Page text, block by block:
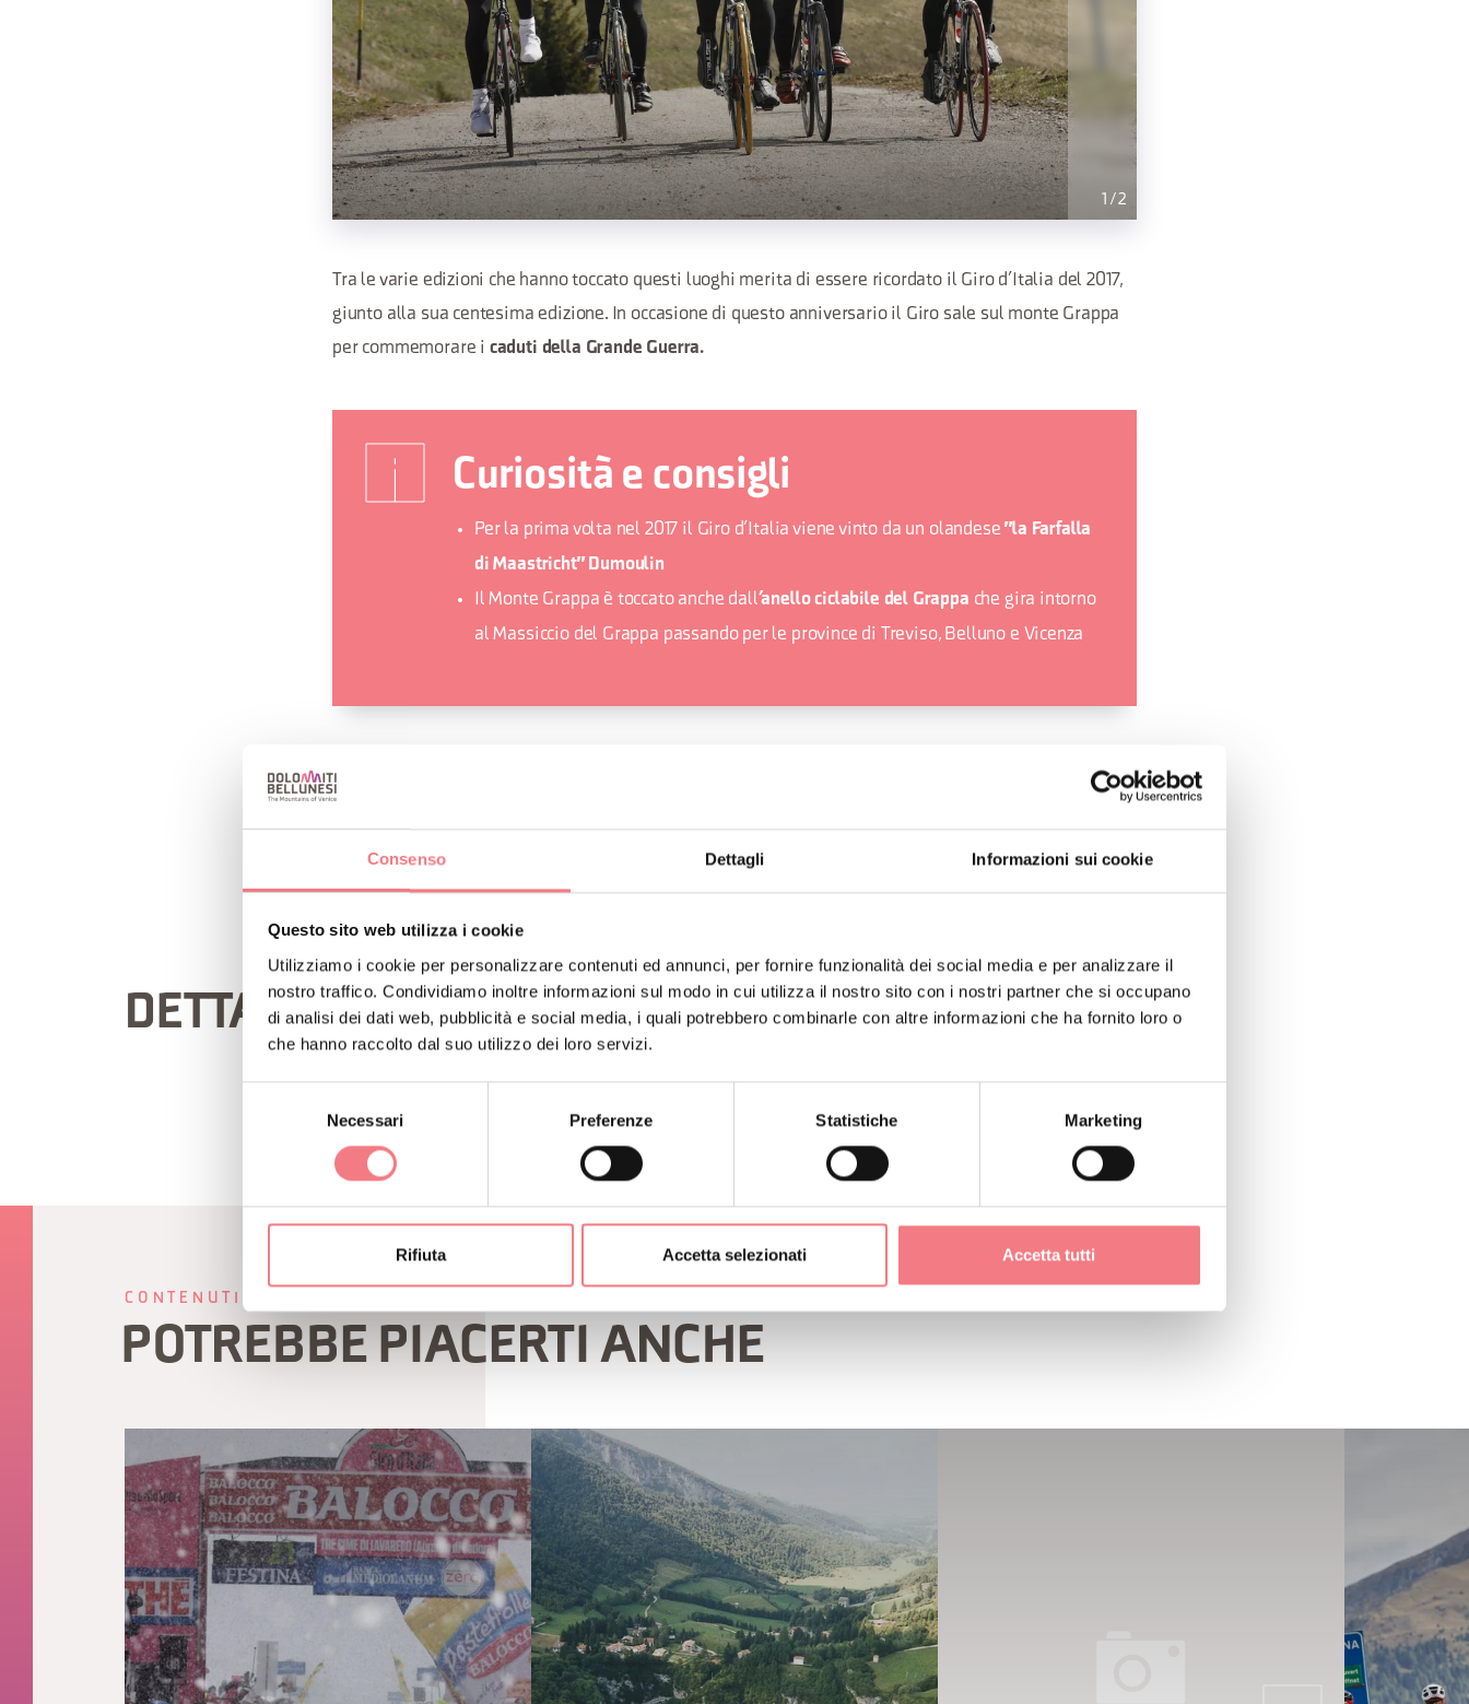
Consenso Dettagli Informazioni sui cookie
Questo sito web utilizza i cookie
Utilizziamo i cookie per personalizzare contenuti ed annunci, per fornire funzionalità dei social media e per analizzare il
nostro traffico. Condividiamo inoltre informazioni sul modo in cui utilizza il nostro sito con i nostri partner che si occupano
di analisi dei dati web, pubblicità e social media, i quali potrebbero combinarle con altre informazioni che ha fornito loro o
che hanno raccolto dal suo utilizzo dei loro servizi.
Necessari Preferenze Statistiche Marketing
Rifiuta Accetta selezionati Accetta tutti
1 /2
Tra le varie edizioni che hanno toccato questi luoghi merita di essere ricordato il Giro d’Italia del 2017,
giunto alla sua centesima edizione. In occasione di questo anniversario il Giro sale sul monte Grappa
per commemorare i caduti della Grande Guerra.
Curiosità e consigli
Per la prima volta nel 2017 il Giro d’Italia viene vinto da un olandese"la Farfalla
di Maastricht" Dumoulin
Il Monte Grappa è toccato anche dall’anello ciclabile del Grappa che gira intorno
al Massiccio del Grappa passando per le province di Treviso, Belluno e Vicenza
DETTAGLIO ITINERARIO
CONTENUTI CORRELATI
POTREBBE PIACERTI ANCHE